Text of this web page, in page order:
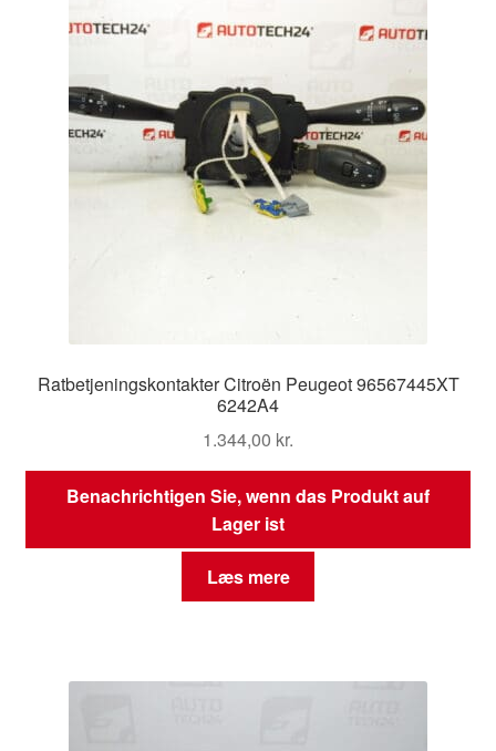
Ratbetjeningskontakter Citroën Peugeot 96567445XT
6242A4
1.344,00 kr.
Benachrichtigen Sie, wenn das Produkt auf
Lager ist
Læs mere